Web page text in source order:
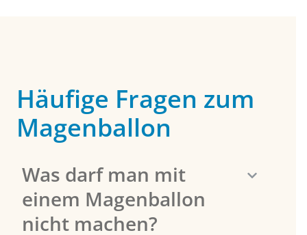
Häufige Fragen zum
Magenballon
Was darf man mit
einem Magenballon
nicht machen?